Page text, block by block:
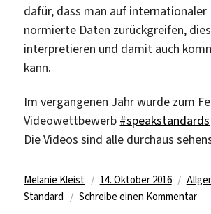
dafür, dass man auf internationaler
normierte Daten zurückgreifen,
interpretieren und damit auch
kann.
Im vergangenen Jahr wurde zum
Videowettbewerb #speakstandards
Die Videos sind alle durchaus
Autor
Melanie Kleist
Veröffentlicht
am
14. Oktober 2016
Standard
Schreibe einen Kommentarzu